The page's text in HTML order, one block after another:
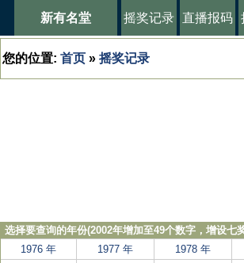
新有名堂 摇奖记录 直播报码
您的位置: 首页 » 摇奖记录
选择要查询的年份(2002年增加至49个数字，增设
1976 年
1977 年 1978 年